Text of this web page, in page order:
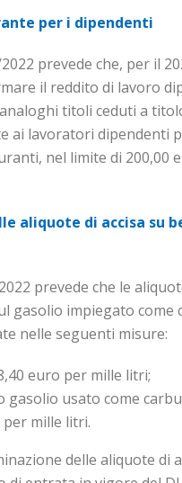
per i dipendenti
prevede che, per il
il reddito di lavoro
titoli ceduti a
ai lavoratori dipendenti
nel limite di 200,00
aliquote di accisa su
prevede che le
gasolio impiegato co­me
nelle seguenti misure:
euro per mille litri;
gasolio usato come
mille litri.
delle aliquote di